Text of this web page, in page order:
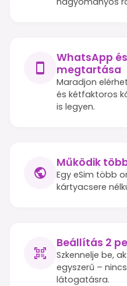
WhatsApp
megtartása
Maradjon
és kétfaktoros
is legyen.
Működik
Egy eSim több
kártyacsere
Beállítás 2
Szkennelje be,
egyszerű –
látogatásra.